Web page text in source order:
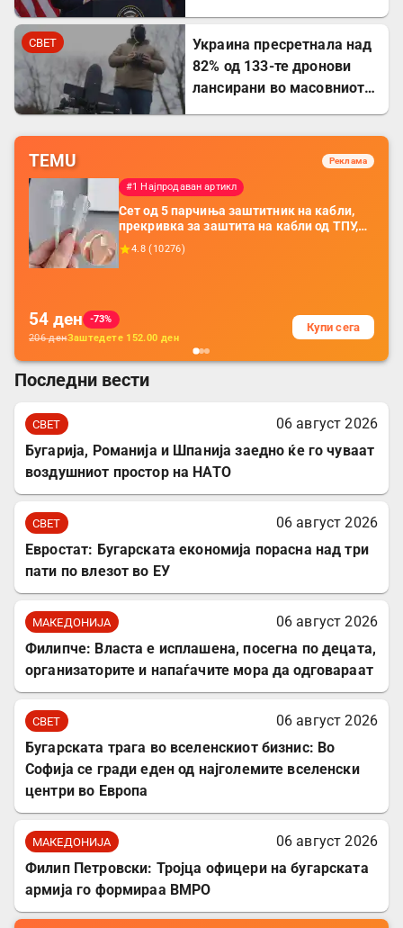
СВЕТ
Украина пресретнала над
82% од 133-те дронови
лансирани во масовниот
TEMU Реклама
#1 Најпродаван артикл
Сет од 5 парчиња заштитник на кабли,
прекривка за заштита на кабли од ТПУ,
додатоци за заштита на кабли, без
батерија, за мобилни телефони, комплет
4.8 ( 10276)
54 ден
-73%
206денЗаштедете 152.00 ден
Купи сега
Последни вести
СВЕТ
06 август 2026
Бугарија, Романија и Шпанија заедно ќе го чуваат
воздушниот простор на НАТО
СВЕТ
06 август 2026
Евростат: Бугарската економија порасна над три
пати по влезот во ЕУ
МАКЕДОНИЈА
06 август 2026
Филипче: Власта е исплашена, посегна по децата,
организаторите и напаѓачите мора да одговараат
СВЕТ
06 август 2026
Бугарската трага во вселенскиот бизнис: Во
Софија се гради еден од најголемите вселенски
центри во Европа
МАКЕДОНИЈА
06 август 2026
Филип Петровски: Тројца офицери на бугарската
армија го формираа ВМРО